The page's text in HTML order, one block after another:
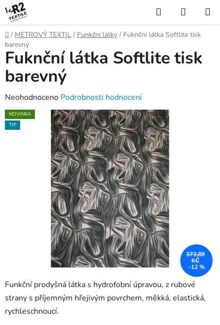
Přejít
na
obsah
Hledat
KOŠÍK
Domů
/ METROVÝ TEXTIL / Funkční látky / Fuknční látka Softlite tisk
barevný
Funkční prodyšná látka s hydrofobní úpravou, z rubové
strany s příjemným hřejivým povrchem, měkká, elastická,
rychleschnoucí.
Fuknční látka Softlite tisk
barevný
Průměrné
hodnocení
produktu
Neohodnoceno Podrobnosti hodnocení
NOVINKA
TIP
373,89
KČ
–12 %